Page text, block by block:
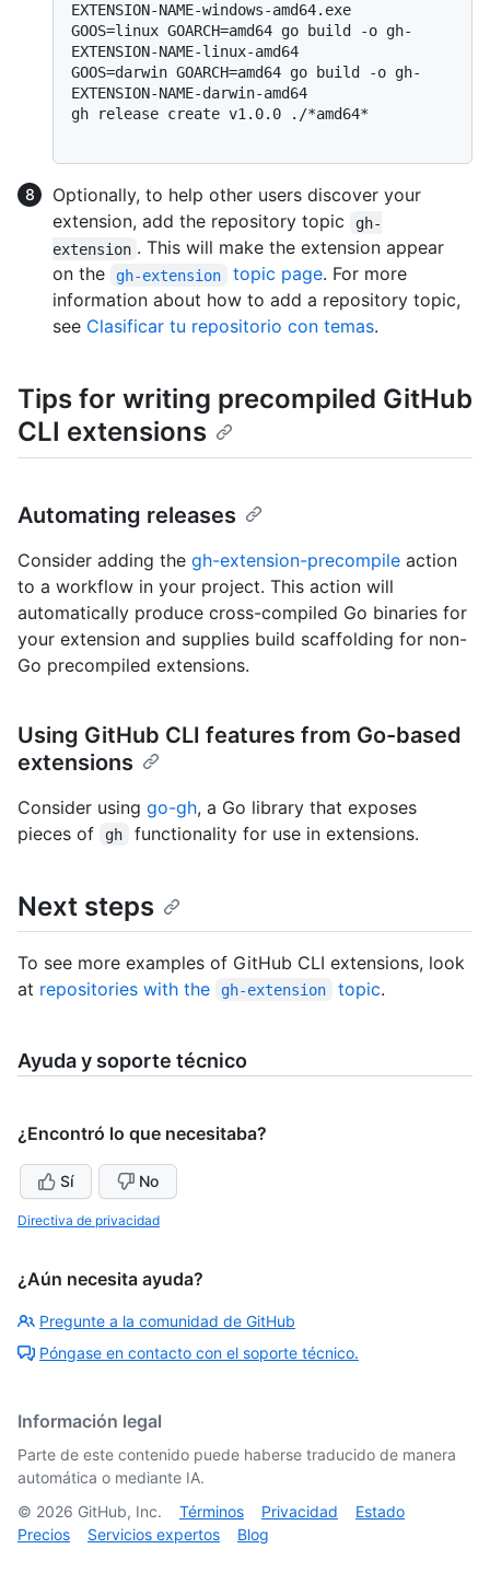
EXTENSION-NAME-windows-amd64.exe
GOOS=linux GOARCH=amd64 go build -o gh-
EXTENSION-NAME-linux-amd64
GOOS=darwin GOARCH=amd64 go build -o gh-
EXTENSION-NAME-darwin-amd64
gh release create v1.0.0 ./*amd64*
Optionally, to help other users discover your
extension, add the repository topic
gh-
extension . This will make the extension appear
on the
gh-extension topic page. For more
information about how to add a repository topic,
see Clasificar tu repositorio con temas.
Tips for writing precompiled GitHub
CLI extensions
Automating releases
Consider adding the gh-extension-precompile action
to a workflow in your project. This action will
automatically produce cross-compiled Go binaries for
your extension and supplies build scaffolding for non-
Go precompiled extensions.
Using GitHub CLI features from Go-based
extensions
Consider using go-gh, a Go library that exposes
pieces of
gh functionality for use in extensions.
Next steps
To see more examples of GitHub CLI extensions, look
at repositories with the gh-extension topic.
Ayuda y soporte técnico
¿Encontró lo que necesitaba?
Sí No
Directiva de privacidad
¿Aún necesita ayuda?
Pregunte a la comunidad de GitHub
Póngase en contacto con el soporte técnico.
Información legal
Parte de este contenido puede haberse traducido de manera
automática o mediante IA.
© 2026 GitHub, Inc. Términos Privacidad
Estado
Precios
Servicios expertos Blog